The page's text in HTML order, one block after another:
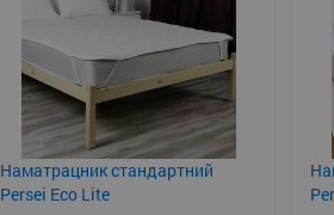
Наматрацник стандартний
Persei Eco Lite